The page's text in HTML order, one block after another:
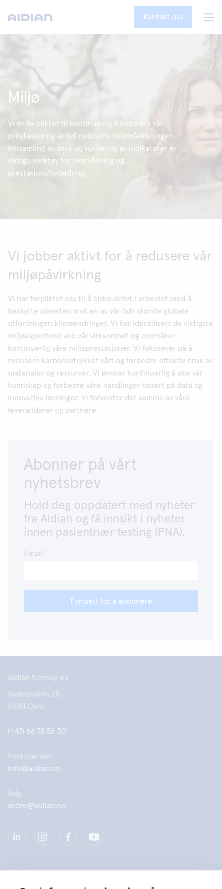
Kontakt oss
Miljø
Vi er forpliktet til kontinuerlig å forbedre vår
prestasjon og aktivt redusere miljøpåvirkningen.
Innsamling av data og vurdering av indikatorer er
viktige verktøy for overvåkning og
prestasjonsforbedring.
Vi jobber aktivt for å redusere vår
miljøpåvirkning
Vi har forpliktet oss til å bidra aktivt i arbeidet med å
beskytte planeten mot en av vår tids største globale
utfordringer: klimaendringer. Vi har identifisert de viktigste
miljøaspektene ved vår virksomhet og overvåker
kontinuerlig våre miljøprestasjoner. Vi fokuserer på å
redusere karbonavtrykket vårt og forbedre effektiv bruk av
materialer og ressurser. Vi ønsker kontinuerlig å øke vår
kunnskap og forbedre våre handlinger basert på data og
innovative løsninger. Vi forventer det samme av våre
leverandører og partnere.
Abonner på vårt
nyhetsbrev
Hold deg oppdatert med nyheter
fra Aidian og få innsikt i nyheter
innen pasientnær testing (PNA).
Email
Fortsett for å abonnere
Aidian Norway AS
Nydalsveien 28,
0484 Oslo
(+47) 66 78 56 30
Forespørsler
info@aidian.no
Salg
ordre@aidian.no